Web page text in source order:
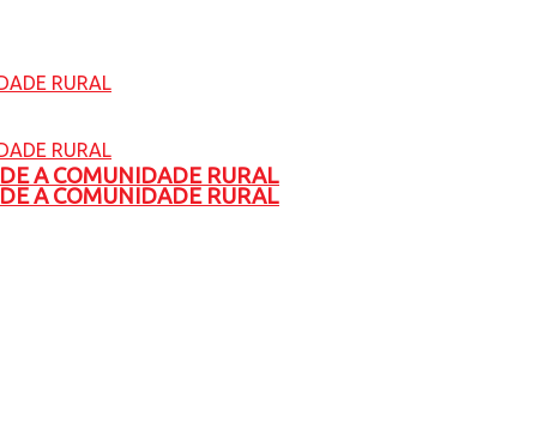
A COMUNIDADE RURAL
A COMUNIDADE RURAL